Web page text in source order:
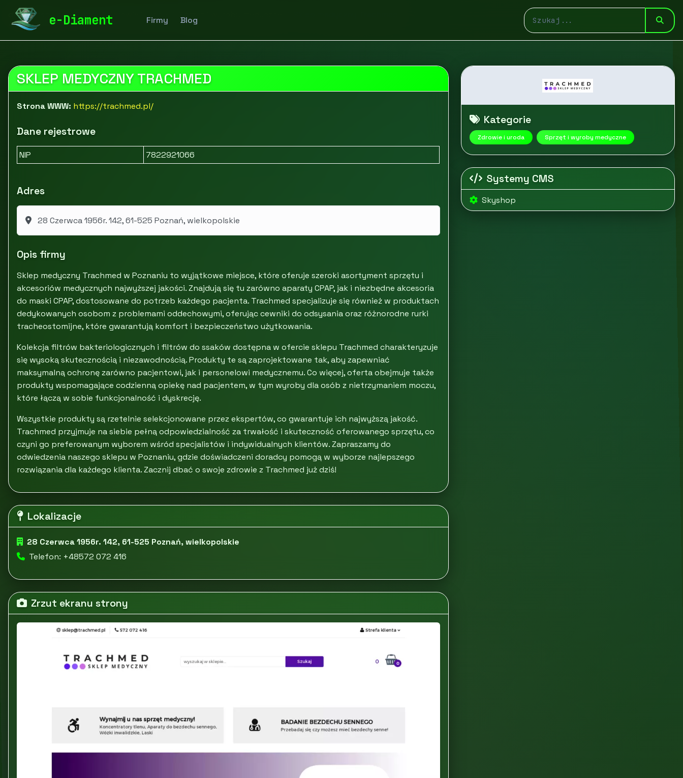
e-Diament Firmy Blog
diamentspa.pl Zdrowie i uroda
SKLEP MEDYCZNY TRACHMED
Strona WWW: https://trachmed.pl/
Dane rejestrowe
NIP 7822921066
Adres
28 Czerwca 1956r. 142, 61-525 Poznań, wielkopolskie
Opis firmy
Sklep medyczny Trachmed w Poznaniu to wyjątkowe miejsce, które oferuje szeroki asortyment sprzętu i
akcesoriów medycznych najwyższej jakości. Znajdują się tu zarówno aparaty CPAP, jak i niezbędne akcesoria
do maski CPAP, dostosowane do potrzeb każdego pacjenta. Trachmed specjalizuje się również w produktach
dedykowanych osobom z problemami oddechowymi, oferując cewniki do odsysania oraz różnorodne rurki
tracheostomijne, które gwarantują komfort i bezpieczeństwo użytkowania.
Kolekcja filtrów bakteriologicznych i filtrów do ssaków dostępna w ofercie sklepu Trachmed charakteryzuje
się wysoką skutecznością i niezawodnością. Produkty te są zaprojektowane tak, aby zapewniać
maksymalną ochronę zarówno pacjentowi, jak i personelowi medycznemu. Co więcej, oferta obejmuje także
produkty wspomagające codzienną opiekę nad pacjentem, w tym wyroby dla osób z nietrzymaniem moczu,
które łączą w sobie funkcjonalność i dyskrecję.
Wszystkie produkty są rzetelnie selekcjonowane przez ekspertów, co gwarantuje ich najwyższą jakość.
Trachmed przyjmuje na siebie pełną odpowiedzialność za trwałość i skuteczność oferowanego sprzętu, co
czyni go preferowanym wyborem wśród specjalistów i indywidualnych klientów. Zapraszamy do
odwiedzenia naszego sklepu w Poznaniu, gdzie doświadczeni doradcy pomogą w wyborze najlepszego
rozwiązania dla każdego klienta. Zacznij dbać o swoje zdrowie z Trachmed już dziś!
Lokalizacje
28 Czerwca 1956r. 142, 61-525 Poznań, wielkopolskie
Telefon: +48572 072 416
Zrzut ekranu strony
Kategorie
Zdrowie i uroda Sprzęt i wyroby medyczne
Systemy CMS
Skyshop